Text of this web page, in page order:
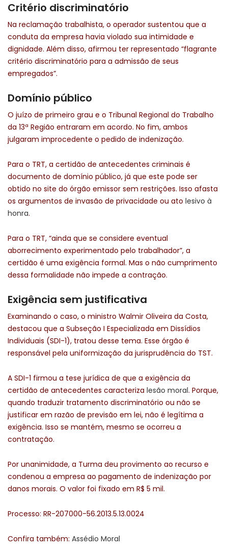
Critério discriminatório
Na reclamação trabalhista, o operador sustentou que a
conduta da empresa havia violado sua intimidade e
dignidade. Além disso, afirmou ter representado “flagrante
critério discriminatório para a admissão de seus
empregados”.
Domínio público
O juízo de primeiro grau e o Tribunal Regional do Trabalho
da 13ª Região entraram em acordo. No fim, ambos
julgaram improcedente o pedido de indenização.
Para o TRT, a certidão de antecedentes criminais é
documento de domínio público, já que este pode ser
obtido no site do órgão emissor sem restrições. Isso afasta
os argumentos de invasão de privacidade ou ato lesivo à
honra.
Para o TRT, “ainda que se considere eventual
aborrecimento experimentado pelo trabalhador”, a
certidão é uma exigência formal. Mas o não cumprimento
dessa formalidade não impede a contração.
Exigência sem justificativa
Examinando o caso, o ministro Walmir Oliveira da Costa,
destacou que a Subseção I Especializada em Dissídios
Individuais (SDI-1), tratou desse tema. Esse órgão é
responsável pela uniformização da jurisprudência do TST.
A SDI-1 firmou a tese jurídica de que a exigência da
certidão de antecedentes caracteriza lesão moral. Porque,
quando traduzir tratamento discriminatório ou não se
justificar em razão de previsão em lei, não é legítima a
exigência. Isso se mantém, mesmo se ocorreu a
contratação.
Por unanimidade, a Turma deu provimento ao recurso e
condenou a empresa ao pagamento de indenização por
danos morais. O valor foi fixado em R$ 5 mil.
Processo: RR-207000-56.2013.5.13.0024
Confira também: Assédio Moral